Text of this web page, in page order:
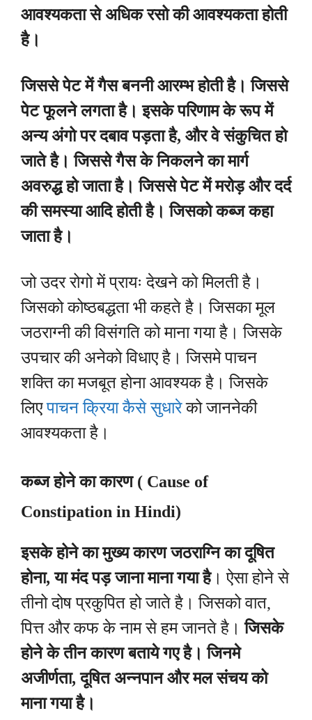
आवश्यकता से अधिक रसो की आवश्यकता होती
है।
जिससे पेट में गैस बननी आरम्भ होती है। जिससे
पेट फूलने लगता है। इसके परिणाम के रूप में
अन्य अंगो पर दबाव पड़ता है, और वे संकुचित हो
जाते है। जिससे गैस के निकलने का मार्ग
अवरुद्ध हो जाता है। जिससे पेट में मरोड़ और दर्द
की समस्या आदि होती है। जिसको कब्ज कहा
जाता है।
जो उदर रोगो में प्रायः देखने को मिलती है।
जिसको कोष्ठबद्धता भी कहते है। जिसका मूल
जठराग्नी की विसंगति को माना गया है। जिसके
उपचार की अनेको विधाए है। जिसमे पाचन
शक्ति का मजबूत होना आवश्यक है। जिसके
लिएपाचन क्रिया कैसे सुधारेको जाननेकी
आवश्यकता है।
कब्ज होने का कारण ( Cause of
Constipation in Hindi)
इसके होने का मुख्य कारण जठराग्नि का दूषित
होना, या मंद पड़ जाना माना गया है। ऐसा होने से
तीनो दोष प्रकुपित हो जाते है। जिसको वात,
पित्त और कफ के नाम से हम जानते है।जिसके
होने के तीन कारण बताये गए है। जिनमे
अजीर्णता, दूषित अन्नपान और मल संचय को
माना गया है।